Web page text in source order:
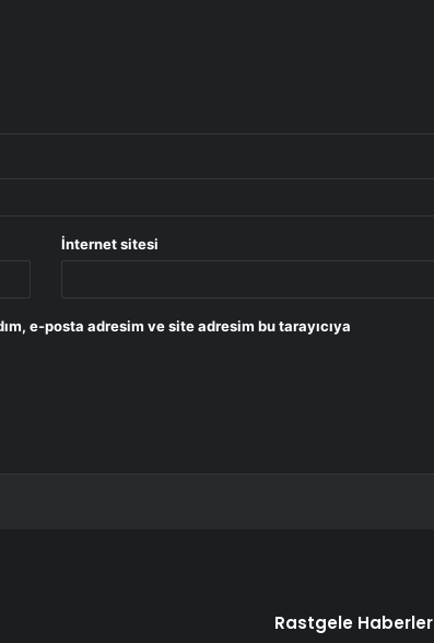
İnternet sitesi
e-posta adresim ve site adresim bu tarayıcıya
Rastgele Haberler